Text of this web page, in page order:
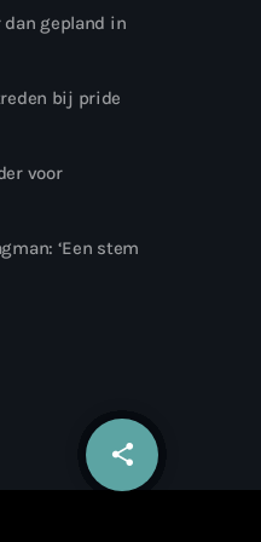
share
email
gepland in
bij pride
voor
‘Een stem